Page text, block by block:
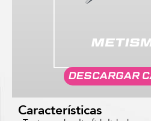
DESCARGAR
Características